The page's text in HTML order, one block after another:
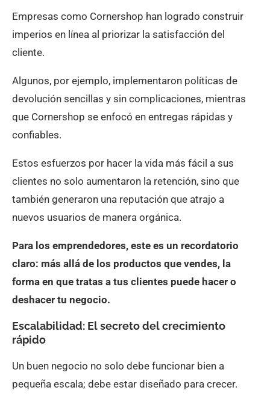
Empresas como Cornershop han logrado construir
imperios en línea al priorizar la satisfacción del
cliente.
Algunos, por ejemplo, implementaron políticas de
devolución sencillas y sin complicaciones, mientras
que Cornershop se enfocó en entregas rápidas y
confiables.
Estos esfuerzos por hacer la vida más fácil a sus
clientes no solo aumentaron la retención, sino que
también generaron una reputación que atrajo a
nuevos usuarios de manera orgánica.
Para los emprendedores, este es un recordatorio
claro: más allá de los productos que vendes, la
forma en que tratas a tus clientes puede hacer o
deshacer tu negocio.
Escalabilidad: El secreto del crecimiento
rápido
Un buen negocio no solo debe funcionar bien a
pequeña escala; debe estar diseñado para crecer.